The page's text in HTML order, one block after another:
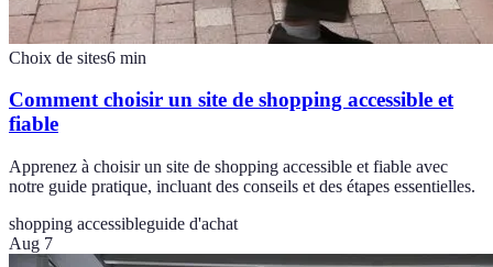
Choix de sites6 min
Comment choisir un site de shopping accessible et
fiable
Apprenez à choisir un site de shopping accessible et fiable avec
notre guide pratique, incluant des conseils et des étapes essentielles.
shopping accessibleguide d'achat
Aug 7